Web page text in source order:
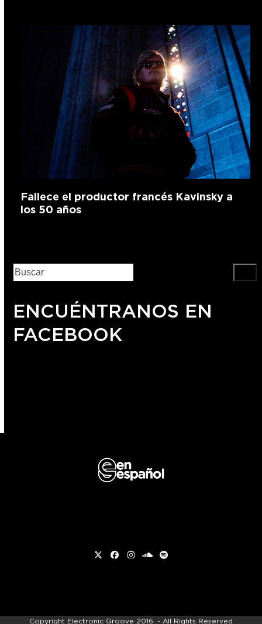
Fallece el productor francés Kavinsky a
los 50 años
ENCUÉNTRANOS EN
FACEBOOK
TwitterFacebook
Instagram
soundcloud
Spotify
Copyright Electronic Groove 2016. - All Rights Reserved